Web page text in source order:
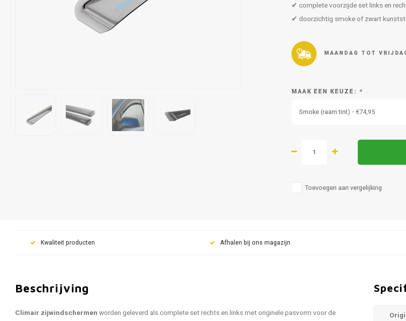
✔ complete voorzijde set links en
✔ doorzichtig smoke of zwart
MAANDAG TOT
MAAK EEN KEUZE: *
Smoke (raam tint) - €74,95
Toevoegen aan vergelijking
Kwaliteit producten Afhalen bij ons magazijn
Beschrijving
Climair zijwindschermen worden geleverd als complete set rechts en links met originele pasvorm voor de